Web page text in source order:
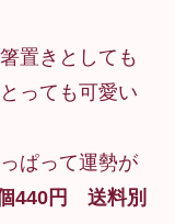
置きとしても
っても可愛い
ぱって運勢が
440円 送料別